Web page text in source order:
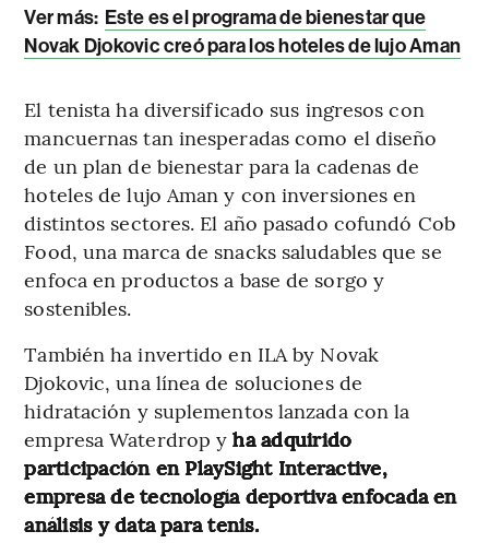
Ver más: Este es el programa de bienestar que
Novak Djokovic creó para los hoteles de lujo Aman
El tenista ha diversificado sus ingresos con
mancuernas tan inesperadas como el diseño
de un plan de bienestar para la cadenas de
hoteles de lujo Aman y con inversiones en
distintos sectores. El año pasado cofundó Cob
Food, una marca de snacks saludables que se
enfoca en productos a base de sorgo y
sostenibles.
También ha invertido en ILA by Novak
Djokovic, una línea de soluciones de
hidratación y suplementos lanzada con la
empresa Waterdrop yha adquirido
participación en PlaySight Interactive,
empresa de tecnología deportiva enfocada en
análisis y data para tenis.